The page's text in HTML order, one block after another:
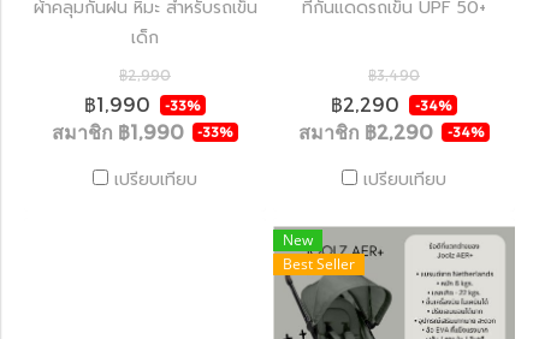
ผ้าคลุมกันฝน หิมะ สำหรับรถเข็น
เด็ก
฿2,990
฿1,990 -33%
สมาชิก ฿1,990 -33%
เปรียบเทียบ
ที่กันแดดรถเข็น UPF 50+
฿3,490
฿2,290 -34%
สมาชิก ฿2,290 -34%
เปรียบเทียบ
New
Best Seller